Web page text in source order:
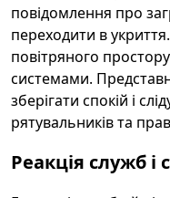
повідомлення про
переходити в
повітряного
системами.
зберігати спокій і
рятувальників та
Реакція служб і